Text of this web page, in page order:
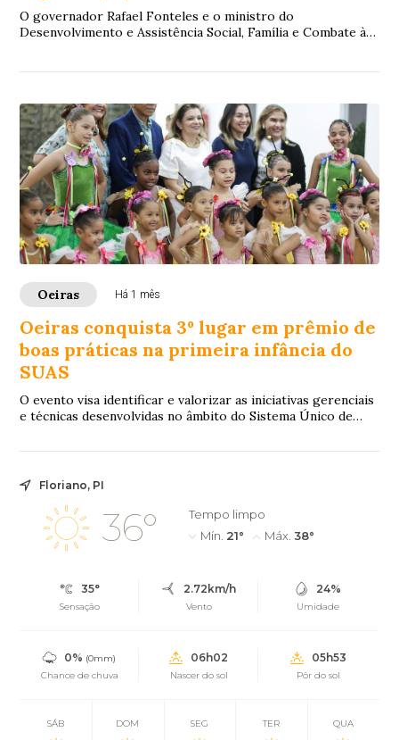
O governador Rafael Fonteles e o ministro do
Desenvolvimento e Assistência Social, Família e Combate à
Oeiras Há 1 mês
Oeiras conquista 3º lugar em prêmio de
boas práticas na primeira infância do
SUAS
O evento visa identificar e valorizar as iniciativas gerenciais
e técnicas desenvolvidas no âmbito do Sistema Único de
Floriano, PI
36°
Tempo limpo
Mín. 21° Máx. 38°
35°
Sensação
2.72km/h
Vento
24%
Umidade
0% (0mm)
Chance de chuva
06h02
Nascer do sol
05h53
Pôr do sol
SÁB DOM SEG TER QUA